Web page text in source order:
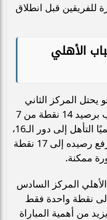
قبل انطلاق
الأهلي
يحتل المركز الثاني
في ترتيب مجموعة الغرب برصيد 14 نقطة من 7
مباريات، بعدما ضمن رسميًا التأهل إلى دور الـ16،
ويأمل في تحقيق الفوز لرفع رصيده إلى 17 نقطة
ممكنة.
المركز السادس
إلى نقطة واحدة فقط
من أهمية المباراة